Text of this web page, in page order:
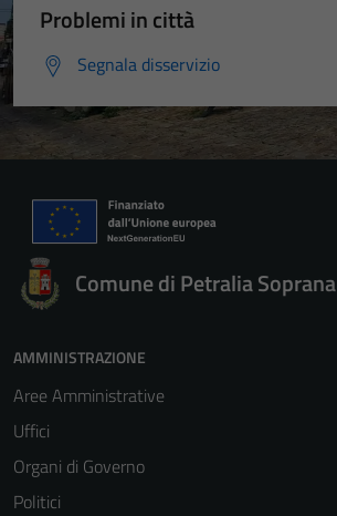
Problemi in città
Segnala disservizio
Comune di Petralia Soprana
AMMINISTRAZIONE
Aree Amministrative
Uffici
Organi di Governo
Politici